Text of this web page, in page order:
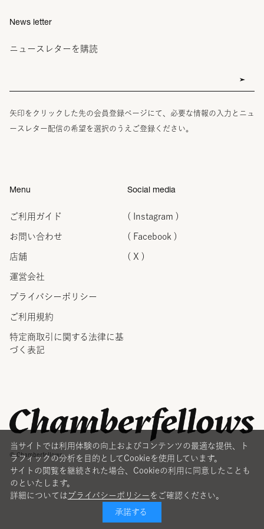
News letter
ニュースレターを購読
矢印をクリックした先の会員登録ページにて、必要な情報の入力とニュ
ースレター配信の希望を選択のうえご登録ください。
Menu
ご利用ガイド
お問い合わせ
店舗
運営会社
プライバシーポリシー
ご利用規約
特定商取引に関する法律に基
づく表記
Social media
( Instagram )
( Facebook )
( X )
© Chamberfellows
当サイトでは利用体験の向上およびコンテンツの最適な提供、ト
ラフィックの分析を目的としてCookieを使用しています。
サイトの閲覧を継続された場合、Cookieの利用に同意したことも
のといたします。
詳細については プライバシーポリシー をご確認ください。
承諾する